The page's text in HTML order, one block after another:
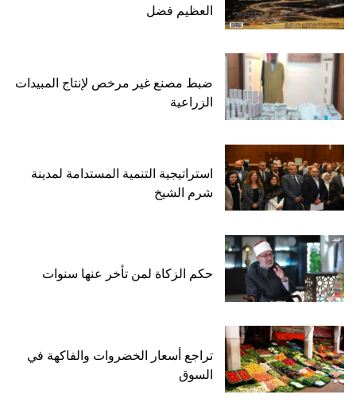
العظيم فضل
ضبط مصنع غير مرخص لإنتاج المبيدات
الزراعية
استراتيجية التنمية المستدامة لمدينة
شرم الشيخ
حكم الزكاة لمن تأخر عنها سنوات
تراجع أسعار الخضروات والفاكهة في
السوق